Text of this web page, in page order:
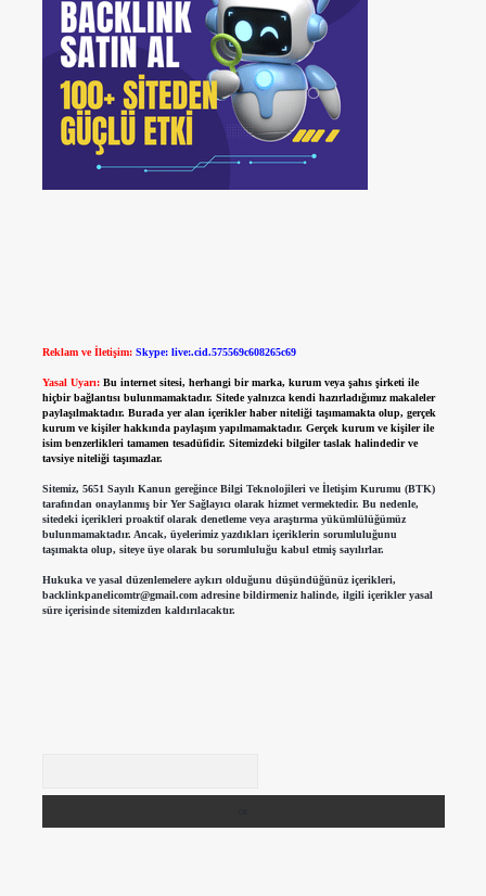
Reklam ve İletişim: Skype: live:.cid.575569c608265c69
Yasal Uyarı: Bu internet sitesi, herhangi bir marka, kurum veya şahıs şirketi ile
hiçbir bağlantısı bulunmamaktadır. Sitede yalnızca kendi hazırladığımız makaleler
paylaşılmaktadır. Burada yer alan içerikler haber niteliği taşımamakta olup, gerçek
kurum ve kişiler hakkında paylaşım yapılmamaktadır. Gerçek kurum ve kişiler ile
isim benzerlikleri tamamen tesadüfidir. Sitemizdeki bilgiler taslak halindedir ve
tavsiye niteliği taşımazlar.
Sitemiz, 5651 Sayılı Kanun gereğince Bilgi Teknolojileri ve İletişim Kurumu (BTK)
tarafından onaylanmış bir Yer Sağlayıcı olarak hizmet vermektedir. Bu nedenle,
sitedeki içerikleri proaktif olarak denetleme veya araştırma yükümlülüğümüz
bulunmamaktadır. Ancak, üyelerimiz yazdıkları içeriklerin sorumluluğunu
taşımakta olup, siteye üye olarak bu sorumluluğu kabul etmiş sayılırlar.
Hukuka ve yasal düzenlemelere aykırı olduğunu düşündüğünüz içerikleri,
backlinkpanelicomtr@gmail.comadresine bildirmeniz halinde, ilgili içerikler yasal
süre içerisinde sitemizden kaldırılacaktır.